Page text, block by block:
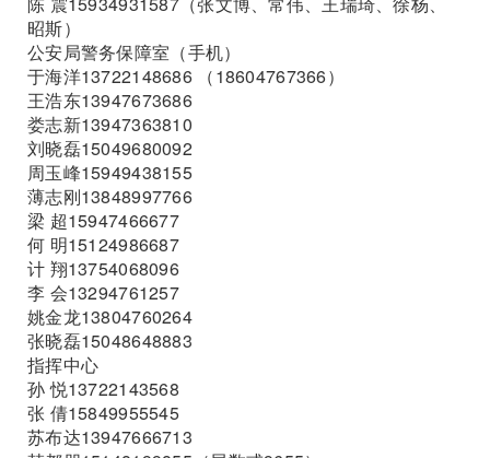
昭斯）
公安局警务保障室（手机）
于海洋13722148686 （18604767366）
王浩东13947673686
娄志新13947363810
刘晓磊15049680092
周玉峰15949438155
薄志刚13848997766
梁 超15947466677
何 明15124986687
计 翔13754068096
李 会13294761257
姚金龙13804760264
张晓磊15048648883
指挥中心
孙 悦13722143568
张 倩15849955545
苏布达13947666713